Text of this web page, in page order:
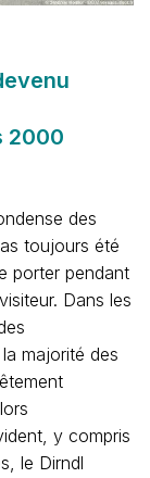
2000
des
toujours été
porter pendant
Dans les
majorité des
y compris
le Dirndl